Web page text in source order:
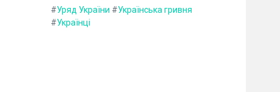
#Уряд України #Українська гривня
#Українці